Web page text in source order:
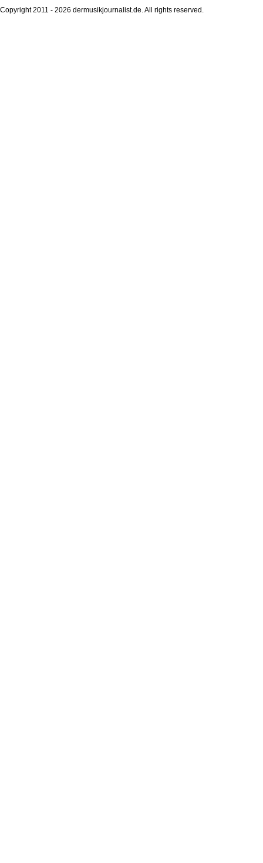
Copyright 2011 - 2026 dermusikjournalist.de. All rights reserved.